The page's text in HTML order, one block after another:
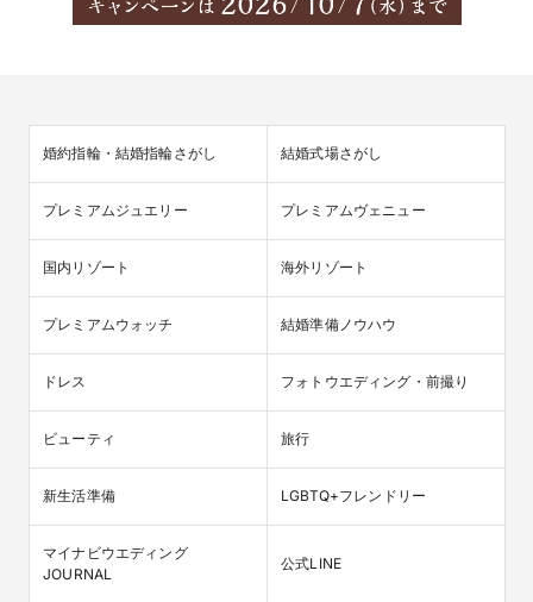
婚約指輪・結婚指輪さがし 結婚式場さがし
プレミアムジュエリー プレミアムヴェニュー
国内リゾート 海外リゾート
プレミアムウォッチ 結婚準備ノウハウ
ドレス フォトウエディング・前撮り
ビューティ 旅行
新生活準備 LGBTQ+フレンドリー
マイナビウエディング
JOURNAL
公式LINE